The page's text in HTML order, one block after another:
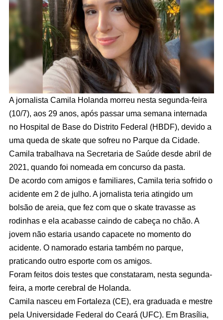
A jornalista Camila Holanda morreu nesta segunda-feira
(10/7), aos 29 anos, após passar uma semana internada
no Hospital de Base do Distrito Federal (HBDF), devido a
uma queda de skate que sofreu no Parque da Cidade.
Camila trabalhava na Secretaria de Saúde desde abril de
2021, quando foi nomeada em concurso da pasta.
De acordo com amigos e familiares, Camila teria sofrido o
acidente em 2 de julho. A jornalista teria atingido um
bolsão de areia, que fez com que o skate travasse as
rodinhas e ela acabasse caindo de cabeça no chão. A
jovem não estaria usando capacete no momento do
acidente. O namorado estaria também no parque,
praticando outro esporte com os amigos.
Foram feitos dois testes que constataram, nesta segunda-
feira, a morte cerebral de Holanda.
Camila nasceu em Fortaleza (CE), era graduada e mestre
pela Universidade Federal do Ceará (UFC). Em Brasília,